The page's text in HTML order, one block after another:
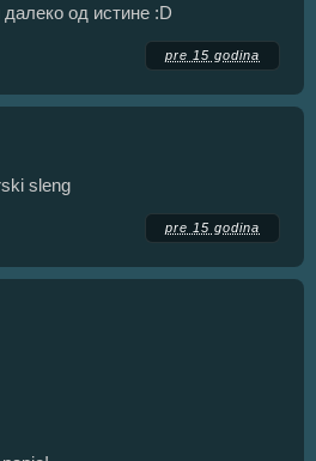
од истине :D
pre 15 godina
sleng
pre 15 godina